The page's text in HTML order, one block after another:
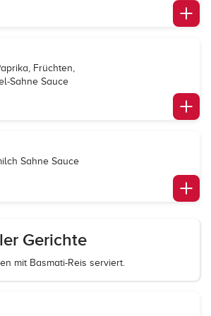
Früchten,
Sahne Sauce
Sahne Sauce
Gerichte
mit Basmati-Reis serviert.